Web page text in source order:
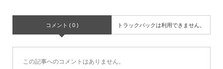
コメント ( 0 ) トラックバックは利用できません。
この記事へのコメントはありません。